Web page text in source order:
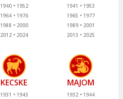
1940
1952
1964
1976
1988
2000
2012
2024
1941
1953
1965
1977
1989
2001
2013
2025
KECSKE
1931
1943
MAJOM
1932
1944